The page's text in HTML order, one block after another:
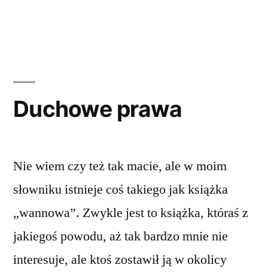
Duchowe prawa
Nie wiem czy też tak macie, ale w moim
słowniku istnieje coś takiego jak książka
„wannowa”. Zwykle jest to książka, któraś z
jakiegoś powodu, aż tak bardzo mnie nie
interesuje, ale ktoś zostawił ją w okolicy